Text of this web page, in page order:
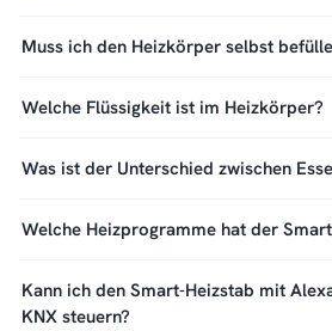
Muss ich den Heizkörper selbst
Welche Flüssigkeit ist im Heizkörper?
Was ist der Unterschied zwischen
Welche Heizprogramme hat der
Kann ich den Smart-Heizstab mit
KNX steuern?